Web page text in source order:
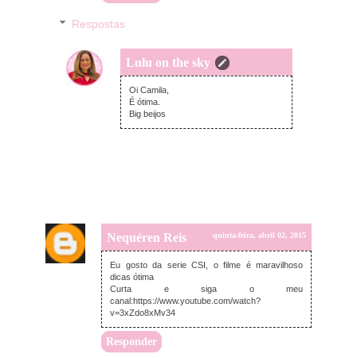
Respostas
Lulu on the sky
quinta-feira, abril 02, 2015
Oi Camila,
É ótima.
Big beijos
Nequéren Reis quinta-feira, abril 02, 2015
Eu gosto da serie CSI, o filme é maravilhoso
dicas ótima
Curta e siga o meu
canal:https://www.youtube.com/watch?
v=3xZdo8xMv34
Responder